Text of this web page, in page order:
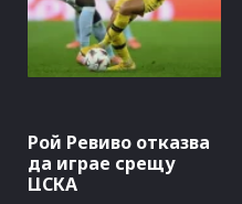
Рой Ревиво отказва
да играе срещу
ЦСКА